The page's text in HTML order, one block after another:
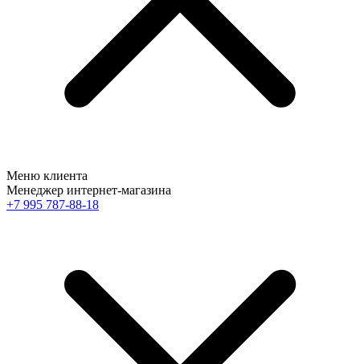
Меню клиента
Менеджер интернет-магазина
+7 995 787-88-18